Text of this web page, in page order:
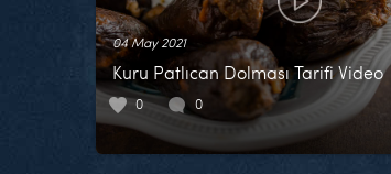
04 May 2021
Kuru Patlıcan Dolması Tarifi Video
0 0